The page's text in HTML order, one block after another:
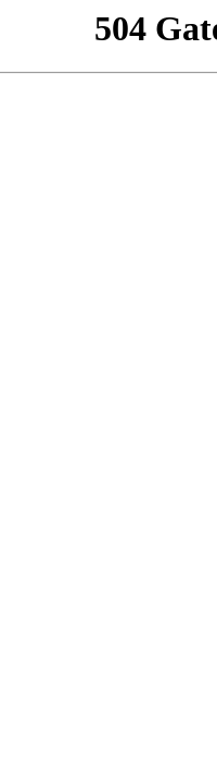
504